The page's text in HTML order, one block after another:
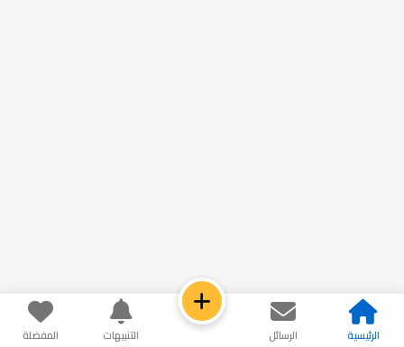
الرئيسية الرسائل التنبيهات المفضلة